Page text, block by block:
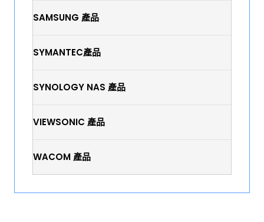
SAMSUNG 產品
SYMANTEC產品
SYNOLOGY NAS 產品
VIEWSONIC 產品
WACOM 產品